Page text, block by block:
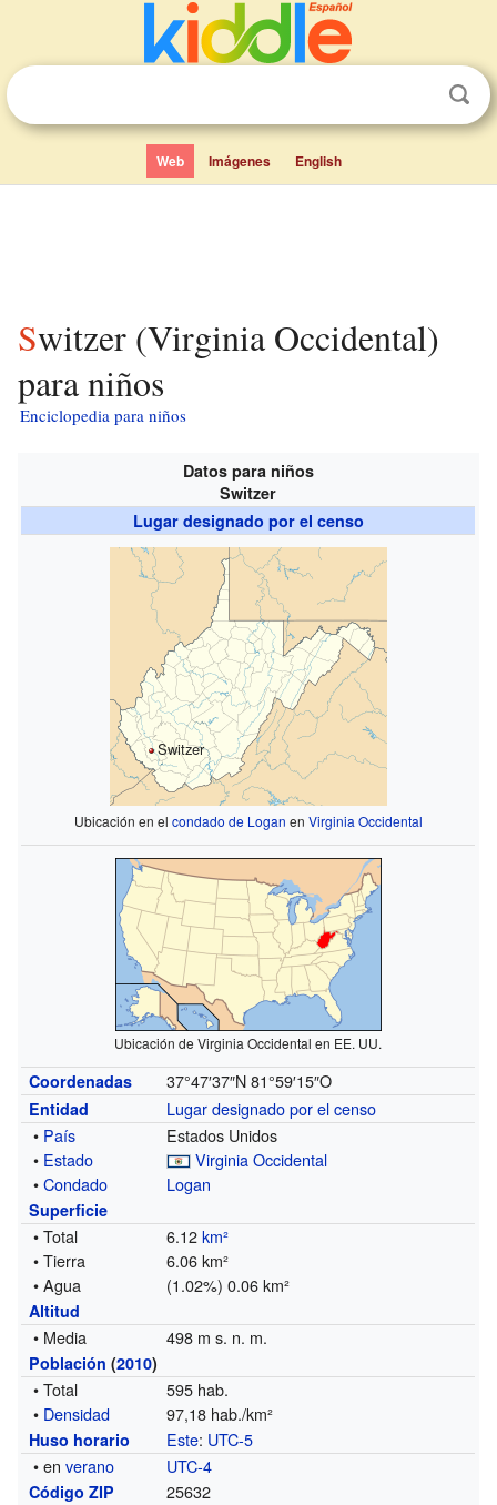
Web Imágenes English
Switzer (Virginia Occidental)
para niños
Enciclopedia para niños
Datos para niños
Switzer
Lugar designado por el censo
Switzer
Ubicación en el condado de Logan en Virginia Occidental
Ubicación de Virginia Occidental en EE. UU.
Coordenadas 37°47′37″N 81°59′15″O
Entidad
Lugar designado por el censo
• País
Estados Unidos
• Estado
Virginia Occidental
•Condado Logan
Superficie
• Total 6.12km²
• Tierra
6.06 km²
• Agua
(1.02%) 0.06 km²
Altitud
• Media 498 m s. n. m.
Población (2010)
• Total
595 hab.
• Densidad 97,18 hab./km²
Huso horario Este: UTC-5
• enverano UTC-4
Código ZIP 25632